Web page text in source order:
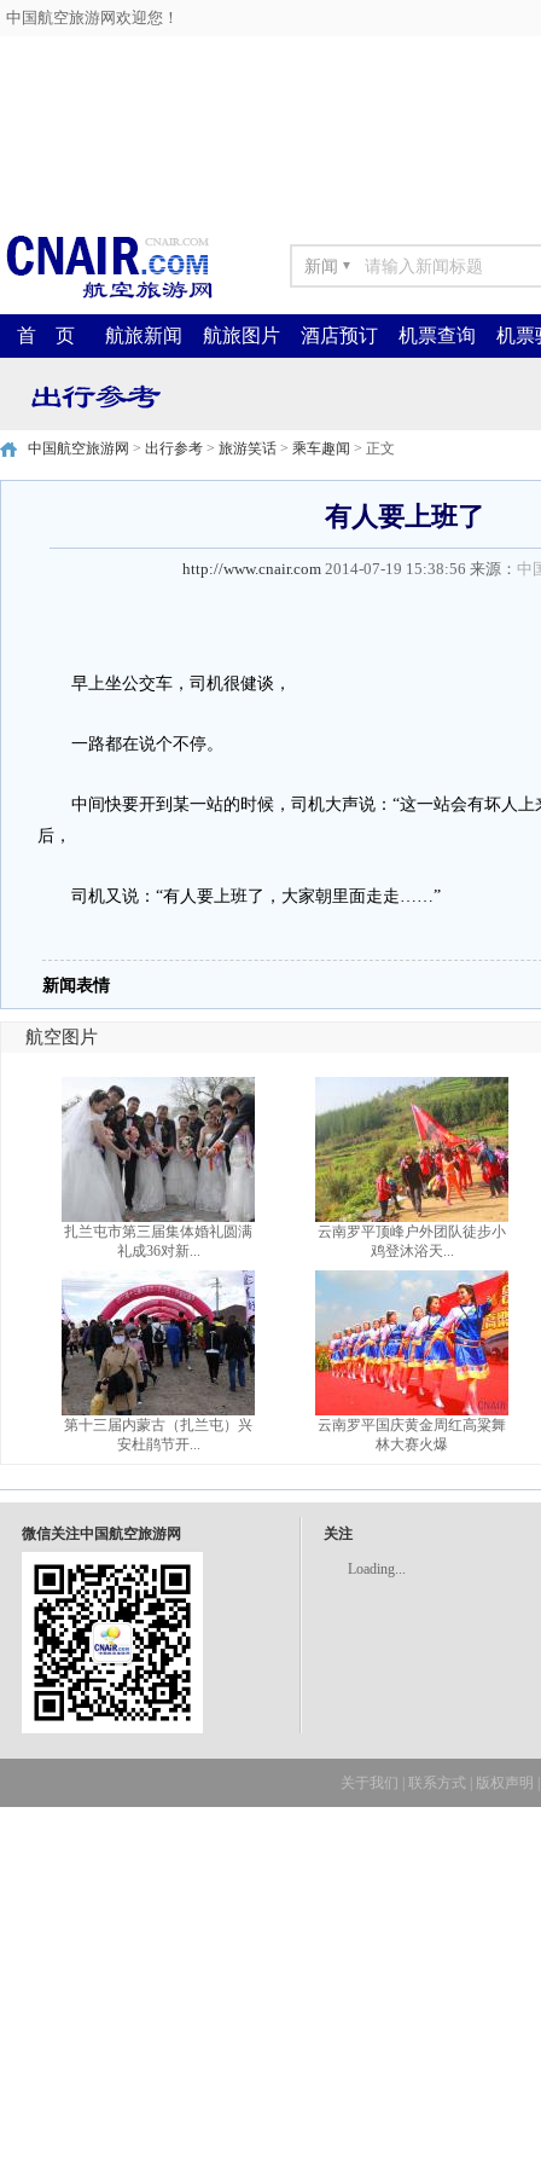
中国航空旅游网欢迎您！
新闻 ▼
首 页 航旅新闻 航旅图片 酒店预订 机票查询 机票
中国航空旅游网 > 出行参考 > 旅游笑话 > 乘车趣闻 > 正文
有人要上班了
http://www.cnair.com 2014-07-19 15:38:56 来源： 中
早上坐公交车，司机很健谈，
一路都在说个不停。
中间快要开到某一站的时候，司机大声说：“这一站会有坏人上
后，
司机又说：“有人要上班了，大家朝里面走走……”
新闻表情
航空图片
扎兰屯市第三届集体婚礼圆满
礼成36对新...
第十三届内蒙古（扎兰屯）兴
安杜鹃节开...
云南罗平顶峰户外团队徒步小
鸡登沐浴天...
云南罗平国庆黄金周红高粱舞
林大赛火爆
微信关注中国航空旅游网 关注
Loading...
关于我们 联系方式 版权声明